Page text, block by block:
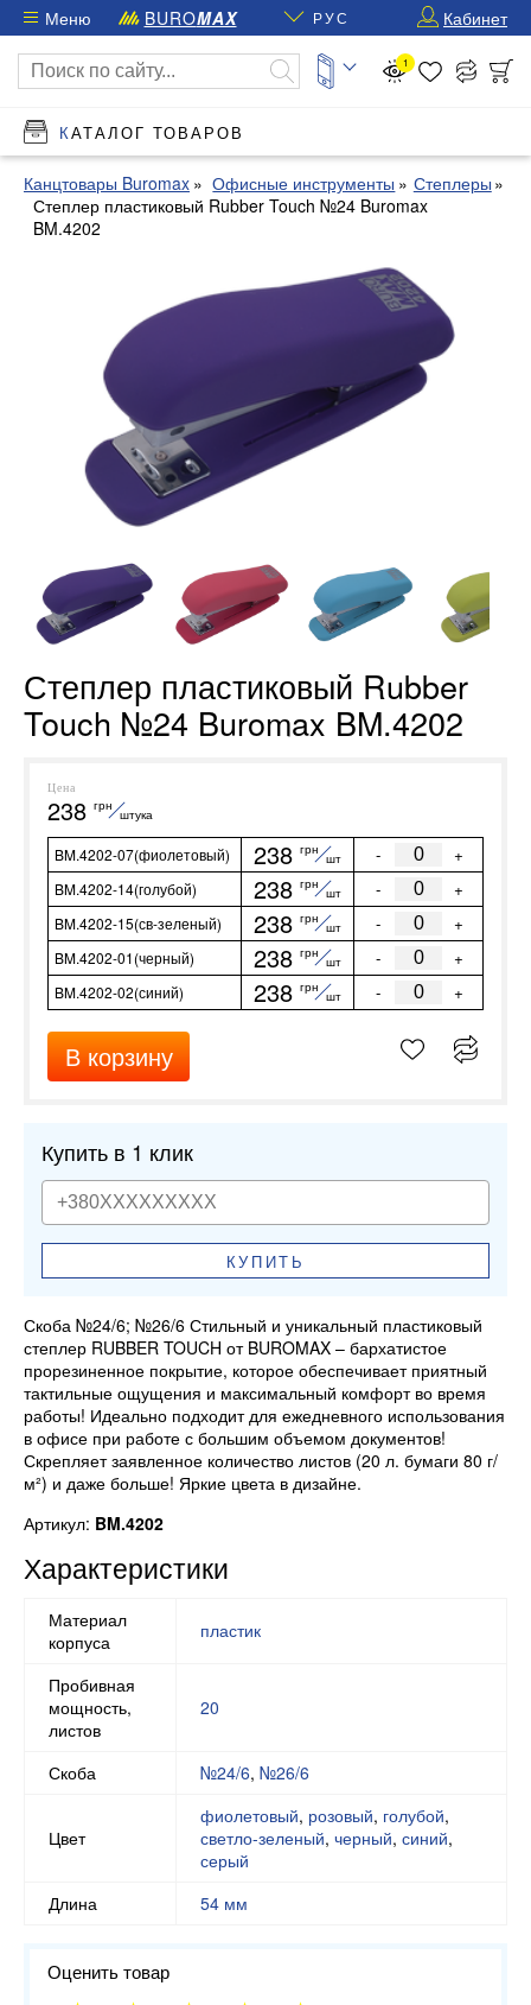
Меню BUROMAX РУС Кабинет
1
КАТАЛОГ ТОВАРОВ
Канцтовары Buromax Офисные инструменты
Степлеры
Степлер пластиковый Rubber Touch №24 Buromax
BM.4202
Степлер пластиковый Rubber
Touch №24 Buromax BM.4202
Цена
238 грн
штука
BM.4202-07(фиолетовый) 238 грн
шт - +
BM.4202-14(голубой) 238 грн
шт - +
BM.4202-15(св-зеленый) 238 грн
шт - +
BM.4202-01(черный) 238 грн
шт - +
BM.4202-02(синий) 238 грн
шт - +
В корзину
Купить в 1 клик
КУПИТЬ
Скоба №24/6; №26/6 Стильный и уникальный пластиковый
степлер RUBBER TOUCH от BUROMAX – бархатистое
прорезиненное покрытие, которое обеспечивает приятный
тактильные ощущения и максимальный комфорт во время
работы! Идеально подходит для ежедневного использования
в офисе при работе с большим объемом документов!
Скрепляет заявленное количество листов (20 л. бумаги 80 г/
м²) и даже больше! Яркие цвета в дизайне.
Артикул: BM.4202
Характеристики
Материал
корпуса
пластик
Пробивная
мощность,
листов
20
Скоба №24/6, №26/6
Цвет
фиолетовый, розовый, голубой,
светло-зеленый, черный, синий,
серый
Длина
54 мм
Оценить товар